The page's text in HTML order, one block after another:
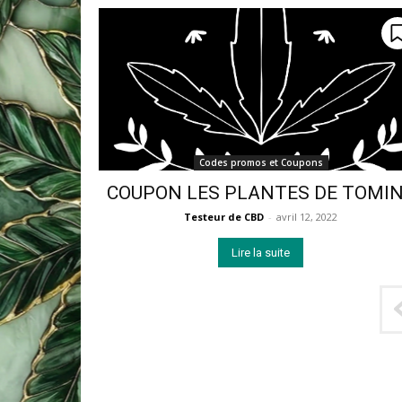
Codes promos et Coupons
COUPON LES PLANTES DE
Testeur de CBD - avril 12, 2022
Lire la suite